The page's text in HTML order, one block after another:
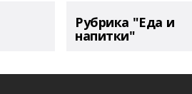
Рубрика "Еда и
напитки"